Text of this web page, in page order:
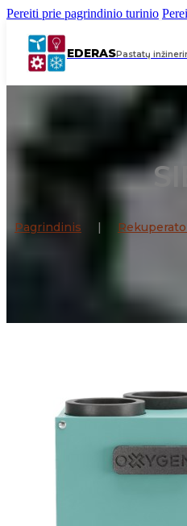
Pereiti prie pagrindinio turinio
EDERASPastatų
Pagrindinis |